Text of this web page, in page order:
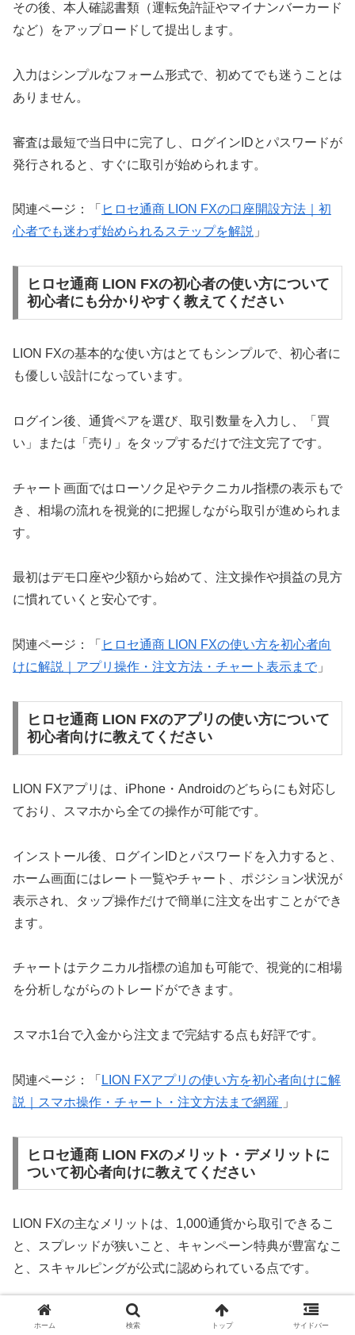
その後、本人確認書類（運転免許証やマイナンバーカード
など）をアップロードして提出します。
入力はシンプルなフォーム形式で、初めてでも迷うことは
ありません。
審査は最短で当日中に完了し、ログインIDとパスワードが
発行されると、すぐに取引が始められます。
関連ページ：「 ヒロセ通商 LION FXの口座開設方法｜初
心者でも迷わず始められるステップを解説 」
ヒロセ通商 LION FXの初心者の使い方について
初心者にも分かりやすく教えてください
LION FXの基本的な使い方はとてもシンプルで、初心者に
も優しい設計になっています。
ログイン後、通貨ペアを選び、取引数量を入力し、「買
い」または「売り」をタップするだけで注文完了です。
チャート画面ではローソク足やテクニカル指標の表示もで
き、相場の流れを視覚的に把握しながら取引が進められま
す。
最初はデモ口座や少額から始めて、注文操作や損益の見方
に慣れていくと安心です。
関連ページ：「 ヒロセ通商 LION FXの使い方を初心者向
けに解説｜アプリ操作・注文方法・チャート表示まで」
ヒロセ通商 LION FXのアプリの使い方について
初心者向けに教えてください
LION FXアプリは、iPhone・Androidのどちらにも対応し
ており、スマホから全ての操作が可能です。
インストール後、ログインIDとパスワードを入力すると、
ホーム画面にはレート一覧やチャート、ポジション状況が
表示され、タップ操作だけで簡単に注文を出すことができ
ます。
チャートはテクニカル指標の追加も可能で、視覚的に相場
を分析しながらのトレードができます。
スマホ1台で入金から注文まで完結する点も好評です。
関連ページ：「 LION FXアプリの使い方を初心者向けに解
説｜スマホ操作・チャート・注文方法まで網羅
」
ヒロセ通商 LION FXのメリット・デメリットに
ついて初心者向けに教えてください
LION FXの主なメリットは、1,000通貨から取引できるこ
と、スプレッドが狭いこと、キャンペーン特典が豊富なこ
と、スキャルピングが公式に認められている点です。
一方、デメリットとしては、取引ツールが高機能すぎて初
ホーム 検索 トップ サイドバー